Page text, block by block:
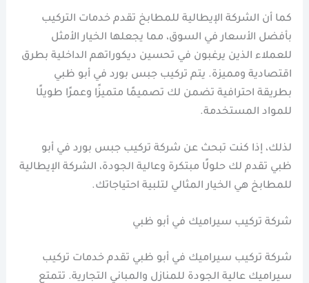
كما أن الشركة الإيطالية للمطابخ تقدم خدمات التركيب
بأفضل الأسعار في السوق، مما يجعلها الخيار الأمثل
للعملاء الذين يرغبون في تحسين ديكوراتهم الداخلية بطرق
اقتصادية ومميزة. يتم تركيب جبس بورد في أبو ظبي
بطريقة احترافية تضمن لك تصميمًا متميزًا وعمرًا طويلًا
للمواد المستخدمة.
لذلك، إذا كنت تبحث عن شركة تركيب جبس بورد في أبو
ظبي تقدم لك حلولًا مبتكرة وعالية الجودة، الشركة الإيطالية
للمطابخ هي الخيار المثالي لتلبية احتياجاتك.
شركة تركيب سيراميك في أبو ظبي
شركة تركيب سيراميك في أبو ظبي تقدم خدمات تركيب
سيراميك عالية الجودة للمنازل والمباني التجارية. تتمتع